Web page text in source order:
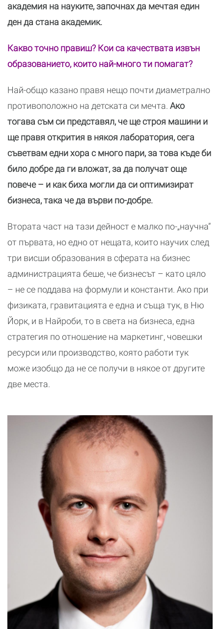
академия на науките, започнах да мечтая един
ден да стана академик.
Какво точно правиш? Кои са качествата извън
образованието, които най-много ти помагат?
Най-общо казано правя нещо почти диаметрално
противоположно на детската си мечта. Ако
тогава съм си представял, че ще строя машини и
ще правя открития в някоя лаборатория, сега
съветвам едни хора с много пари, за това къде би
било добре да ги вложат, за да получат още
повече – и как биха могли да си оптимизират
бизнеса, така че да върви по-добре.
Втората част на тази дейност е малко по-„научна”
от първата, но едно от нещата, които научих след
три висши образования в сферата на бизнес
администрацията беше, че бизнесът – като цяло
– не се поддава на формули и константи. Ако при
физиката, гравитацията е една и съща тук, в Ню
Йорк, и в Найроби, то в света на бизнеса, една
стратегия по отношение на маркетинг, човешки
ресурси или производство, която работи тук
може изобщо да не се получи в някое от другите
две места.